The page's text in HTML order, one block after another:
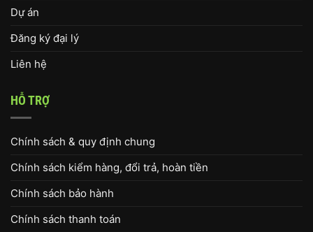
Dự án
Đăng ký đại lý
Liên hệ
HỖ TRỢ
Chính sách & quy định chung
Chính sách kiểm hàng, đổi trả, hoàn tiền
Chính sách bảo hành
Chính sách thanh toán